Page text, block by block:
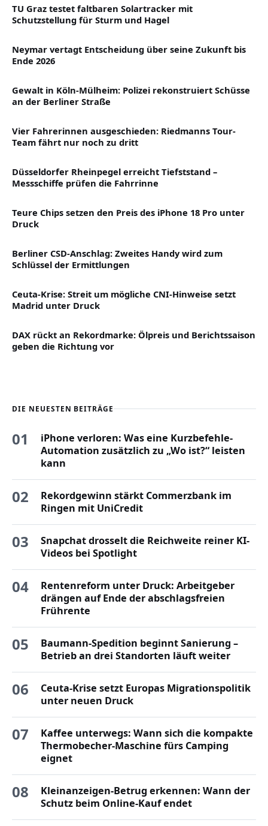
TU Graz testet faltbaren Solartracker mit
Schutzstellung für Sturm und Hagel
Neymar vertagt Entscheidung über seine Zukunft bis
Ende 2026
Gewalt in Köln-Mülheim: Polizei rekonstruiert Schüsse
an der Berliner Straße
Vier Fahrerinnen ausgeschieden: Riedmanns Tour-
Team fährt nur noch zu dritt
Düsseldorfer Rheinpegel erreicht Tiefststand –
Messschiffe prüfen die Fahrrinne
Teure Chips setzen den Preis des iPhone 18 Pro unter
Druck
Berliner CSD-Anschlag: Zweites Handy wird zum
Schlüssel der Ermittlungen
Ceuta-Krise: Streit um mögliche CNI-Hinweise setzt
Madrid unter Druck
DAX rückt an Rekordmarke: Ölpreis und Berichtssaison
geben die Richtung vor
DIE NEUESTEN BEITRÄGE
01
iPhone verloren: Was eine Kurzbefehle-
Automation zusätzlich zu „Wo ist?“ leisten
kann
02
Rekordgewinn stärkt Commerzbank im
Ringen mit UniCredit
03
Snapchat drosselt die Reichweite reiner KI-
Videos bei Spotlight
04
Rentenreform unter Druck: Arbeitgeber
drängen auf Ende der abschlagsfreien
Frührente
05
Baumann-Spedition beginnt Sanierung –
Betrieb an drei Standorten läuft weiter
06
Ceuta-Krise setzt Europas Migrationspolitik
unter neuen Druck
07
Kaffee unterwegs: Wann sich die kompakte
Thermobecher-Maschine fürs Camping
eignet
08
Kleinanzeigen-Betrug erkennen: Wann der
Schutz beim Online-Kauf endet